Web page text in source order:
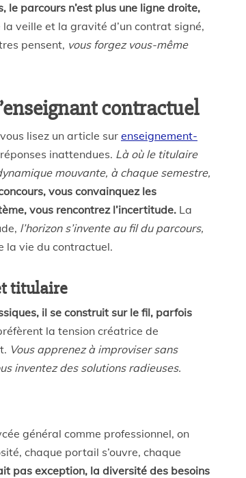
le parcours n’est plus une ligne droite,
la veille et la gravité d’un contrat signé,
pensent, vous forgez vous-même
contractuel
lisez un article sur enseignement-
inattendues. Là où le titulaire
mouvante, à chaque semestre,
vous convainquez les
vous rencontrez l’incertitude. La
l’horizon s’invente au fil du parcours,
la vie du contractuel.
titulaire
il se construit sur le fil, parfois
la tension créatrice de
Vous apprenez à improviser sans
inventez des solutions radieuses.
général comme professionnel, on
chaque portail s’ouvre, chaque
pas exception, la diversité des besoins